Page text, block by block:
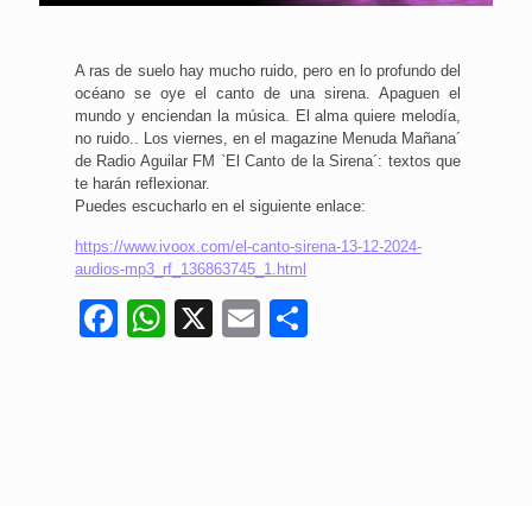
A ras de suelo hay mucho ruido, pero en lo profundo del
océano se oye el canto de una sirena. Apaguen el
mundo y enciendan la música. El alma quiere melodía,
no ruido.. Los viernes, en el magazine Menuda Mañana´
de Radio Aguilar FM `El Canto de la Sirena´: textos que
te harán reflexionar.
Puedes escucharlo en el siguiente enlace:
https://www.ivoox.com/el-canto-sirena-13-12-2024-
audios-mp3_rf_136863745_1.html
Facebook
WhatsApp
X Email